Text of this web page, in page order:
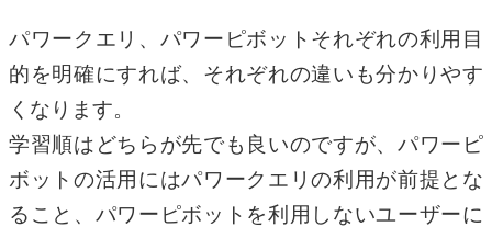
パワークエリ、パワーピボットそれぞれの利用目
的を明確にすれば、それぞれの違いも分かりやす
くなります。
学習順はどちらが先でも良いのですが、パワーピ
ボットの活用にはパワークエリの利用が前提とな
ること、パワーピボットを利用しないユーザーに